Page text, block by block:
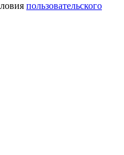
пользовательского